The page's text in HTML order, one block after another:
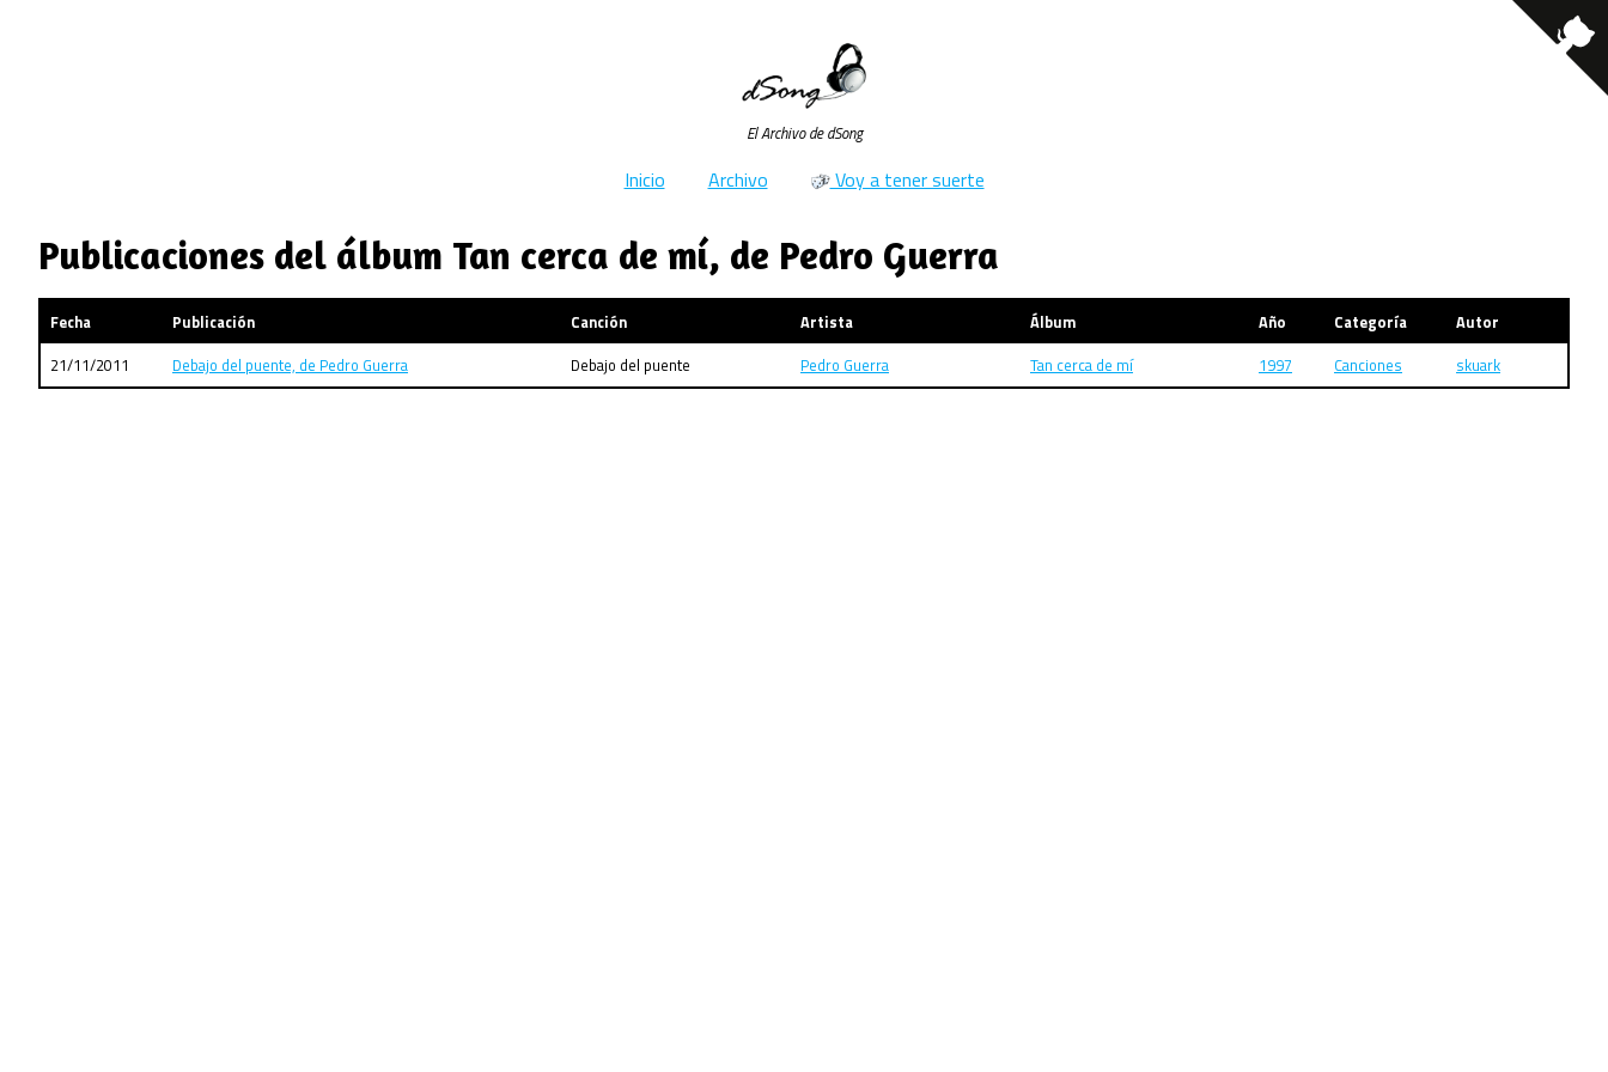
El Archivo de dSong
Inicio Archivo Voy a tener suerte
Publicaciones del álbum Tan cerca de mí, de Pedro Guerra
Fecha Publicación Canción Artista Álbum Año Categoría
Autor
21/11/2011
Debajo del puente, de Pedro Guerra Debajo del puente Pedro Guerra Tan cerca de mí 1997 Canciones skuark